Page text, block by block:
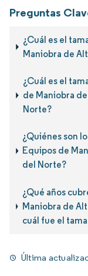
Preguntas
¿Cuál es el
Maniobra de
¿Cuál es el
de Maniobra
Norte?
¿Quiénes son
Equipos de
del Norte?
¿Qué años
Maniobra de
cuál fue el
Última